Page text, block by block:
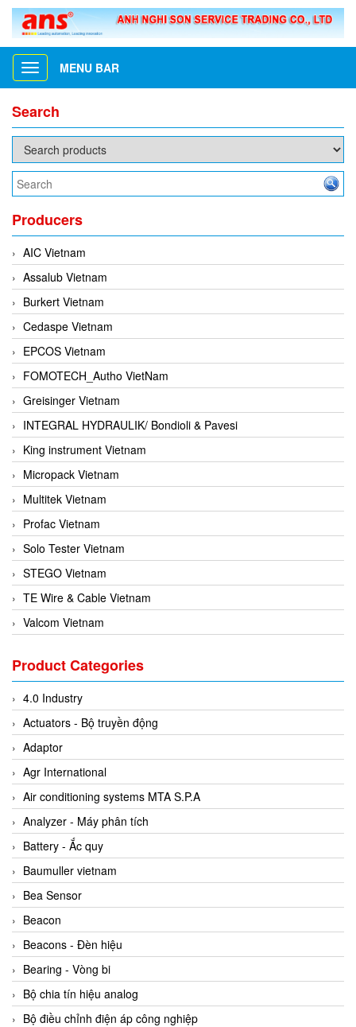
Toggle
navigation
MENU BAR
Search
Producers
AIC Vietnam
Assalub Vietnam
Burkert Vietnam
Cedaspe Vietnam
EPCOS Vietnam
FOMOTECH_Autho VietNam
Greisinger Vietnam
INTEGRAL HYDRAULIK/ Bondioli & Pavesi
King instrument Vietnam
Micropack Vietnam
Multitek Vietnam
Profac Vietnam
Solo Tester Vietnam
STEGO Vietnam
TE Wire & Cable Vietnam
Valcom Vietnam
3CTEST Vietnam
4B VietNam Vietnam
ABB Vietnam
AC Infinity Vietnam
AC&E Telecommunications
AC&T Vietnam
Accepta Vietnam
ACCUMAC Vietnam
AccuWeb Vietnam
Acey
ACOEM Vietnam
ADCA Vietnam
ADFweb Vietnam
Adler Vietnam
Ados Vietnam
Product Categories
4.0 Industry
Actuators - Bộ truyền động
Adaptor
Agr International
Air conditioning systems MTA S.P.A
Analyzer - Máy phân tích
Battery - Ắc quy
Baumuller vietnam
Bea Sensor
Beacon
Beacons - Đèn hiệu
Bearing - Vòng bi
Bộ chia tín hiệu analog
Bộ điều chỉnh điện áp công nghiệp